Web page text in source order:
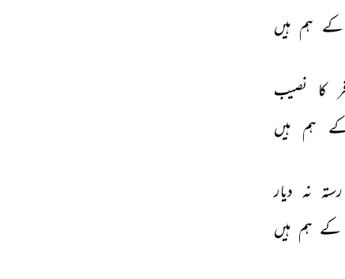
کے ہم ہیں
کا
نصیب
ہم ہیں
رستہ نہ دیار
کے ہم ہیں